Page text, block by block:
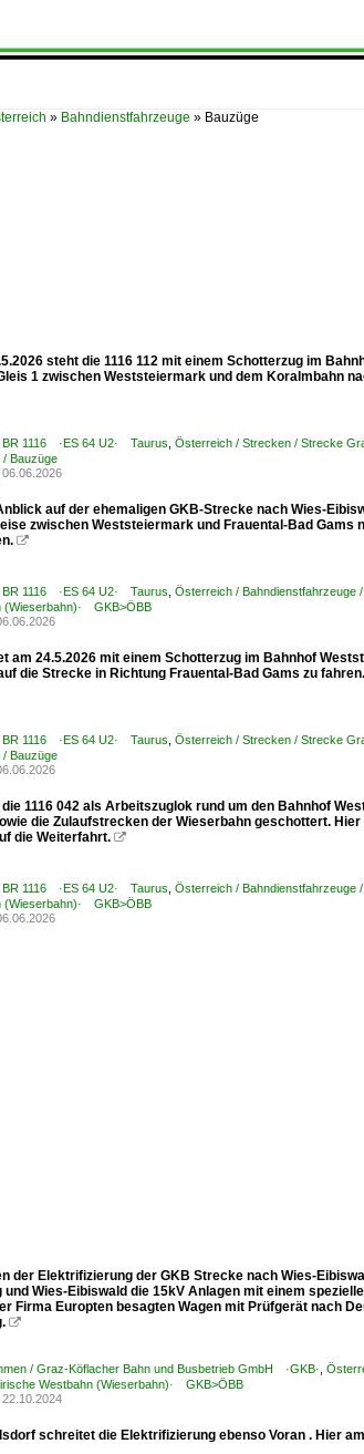
» Bahndienstfahrzeuge » Bauzüge
steht die 1116 112 mit einem Schotterzug im
1 zwischen Weststeiermark und dem Koralmbahn
1116 ·ES 64 U2· Taurus Österreich / Strecken / Strecke
/ Bauzüge
auf der ehemaligen GKB-Strecke nach Wies-
zwischen Weststeiermark und Frauental-Bad

1116 ·ES 64 U2· Taurus Österreich / Bahndienstfahrzeuge
(Wieserbahn)· GKB>ÖBB
am 24.5.2026 mit einem Schotterzug im Bahnhof
die Strecke in Richtung Frauental-Bad Gams zu
1116 ·ES 64 U2· Taurus Österreich / Strecken / Strecke
/ Bauzüge
1116 042 als Arbeitszuglok rund um den Bahnhof
die Zulaufstrecken der Wieserbahn geschottert.
die Weiterfahrt. 
1116 ·ES 64 U2· Taurus Österreich / Bahndienstfahrzeuge
(Wieserbahn)· GKB>ÖBB
der Elektrifizierung der GKB Strecke nach Wies-
und Wies-Eibiswald die 15kV Anlagen mit einem
Firma Europten besagten Wagen mit Prüfgerät nach

/ Graz-Köflacher Bahn und Busbetrieb GmbH ·GKB·
Westbahn (Wieserbahn)· GKB>ÖBB
schreitet die Elektrifizierung ebenso Voran . Hier